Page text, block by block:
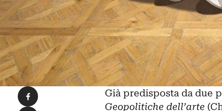
Già predisposta da due
Geopolitiche dell’arte
Condividi su Facebook